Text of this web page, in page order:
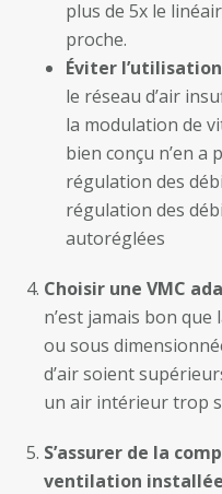
plus de 5x le
proche.
Éviter
le réseau d’air
la modulation de
bien conçu n’en a
régulation des
régulation des
autoréglées
Choisir une VMC
n’est jamais bon
ou sous
d’air soient
un air intérieur trop
S’assurer de la
ventilation